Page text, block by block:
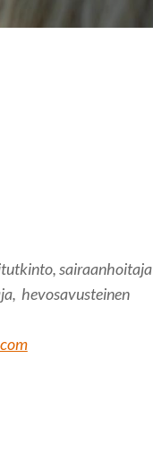
sairaanhoitaja
hevosavusteinen